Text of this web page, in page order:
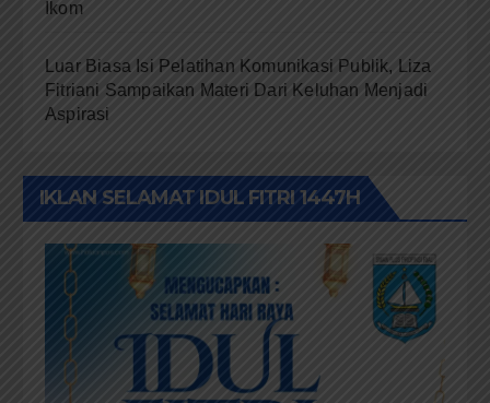
Ikom
Luar Biasa Isi Pelatihan Komunikasi Publik, Liza
Fitriani Sampaikan Materi Dari Keluhan Menjadi
Aspirasi
IKLAN SELAMAT IDUL FITRI 1447H